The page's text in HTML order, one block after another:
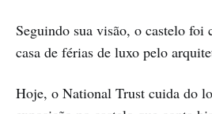
Seguindo sua visão, o castelo foi
casa de férias de luxo pelo
Hoje, o National Trust cuida do